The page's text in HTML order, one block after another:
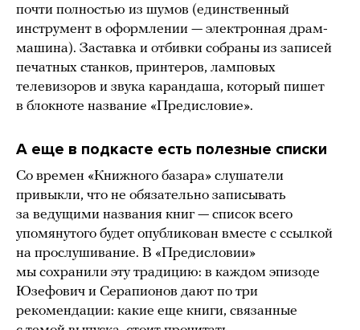
почти полностью из шумов (единственный
инструмент в оформлении — электронная драм-
машина). Заставка и отбивки собраны из записей
печатных станков, принтеров, ламповых
телевизоров и звука карандаша, который пишет
в блокноте название «Предисловие».
А еще в подкасте есть полезные списки
Со времен «Книжного базара» слушатели
привыкли, что не обязательно записывать
за ведущими названия книг — список всего
упомянутого будет опубликован вместе с ссылкой
на прослушивание. В «Предисловии»
мы сохранили эту традицию: в каждом эпизоде
Юзефович и Серапионов дают по три
рекомендации: какие еще книги, связанные